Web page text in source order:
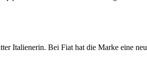
Italienerin. Bei Fiat hat die Marke eine